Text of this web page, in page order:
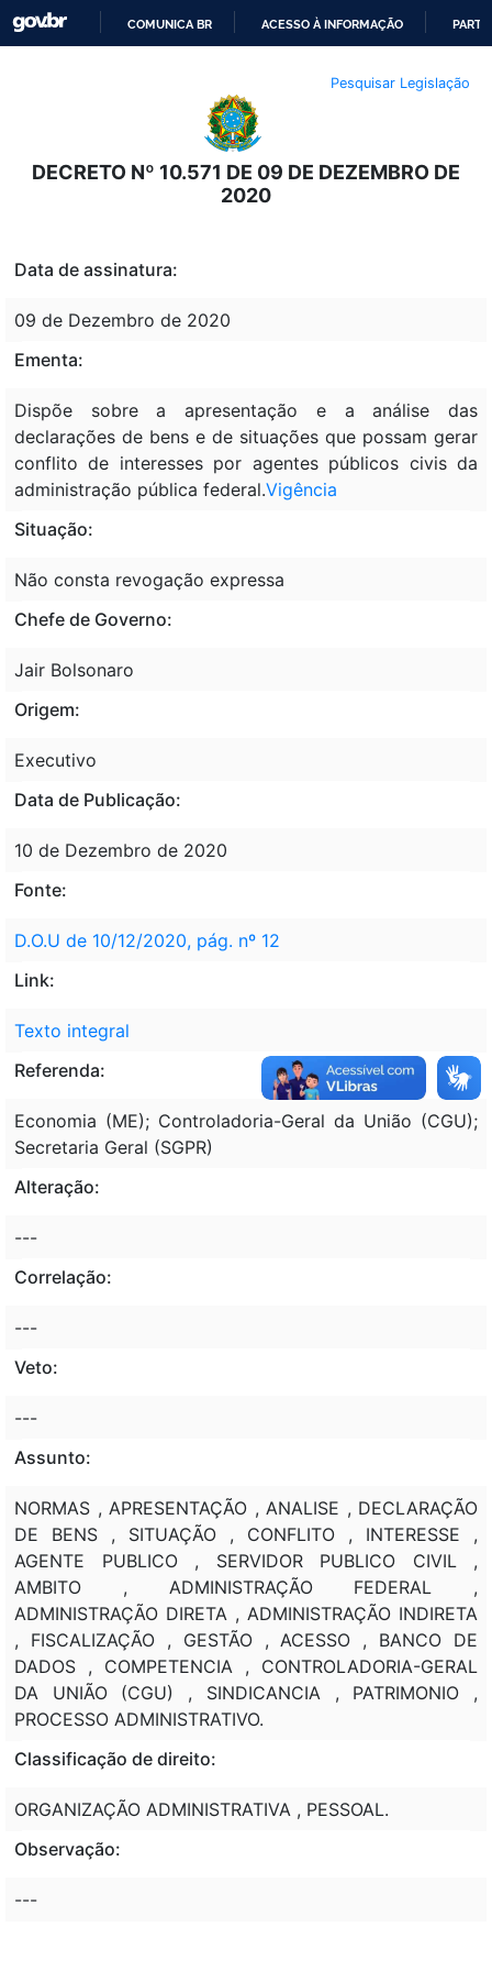
O
CONTEÚDO
COMUNICA BR ACESSO À INFORMAÇÃO
Pesquisar Legislação
DECRETO Nº 10.571 DE 09 DE DEZEMBRO DE
2020
Data de assinatura:
09 de Dezembro de 2020
Ementa:
Dispõe sobre a apresentação e a análise das
declarações de bens e de situações que possam gerar
conflito de interesses por agentes públicos civis da
administração pública federal.Vigência
Situação:
Não consta revogação expressa
Chefe de Governo:
Jair Bolsonaro
Origem:
Executivo
Data de Publicação:
10 de Dezembro de 2020
Fonte:
D.O.U de 10/12/2020, pág. nº 12
Link:
Texto integral
Referenda:
Economia (ME); Controladoria-Geral da União (CGU);
Secretaria Geral (SGPR)
Alteração:
---
Correlação:
---
Veto:
---
Assunto:
NORMAS , APRESENTAÇÃO , ANALISE , DECLARAÇÃO
DE BENS , SITUAÇÃO , CONFLITO , INTERESSE ,
AGENTE PUBLICO , SERVIDOR PUBLICO CIVIL ,
AMBITO , ADMINISTRAÇÃO FEDERAL ,
ADMINISTRAÇÃO DIRETA , ADMINISTRAÇÃO INDIRETA
, FISCALIZAÇÃO , GESTÃO , ACESSO , BANCO DE
DADOS , COMPETENCIA , CONTROLADORIA-GERAL
DA UNIÃO (CGU) , SINDICANCIA , PATRIMONIO ,
PROCESSO ADMINISTRATIVO.
Classificação de direito:
ORGANIZAÇÃO ADMINISTRATIVA , PESSOAL.
Observação:
---